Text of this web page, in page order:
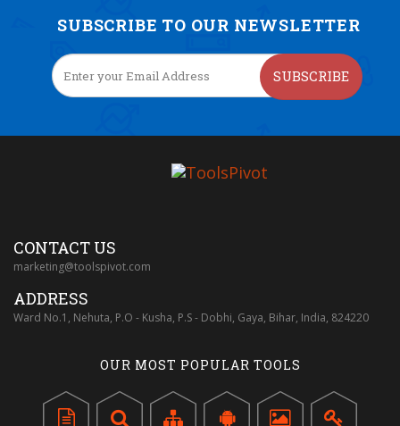
SUBSCRIBE TO OUR NEWSLETTER
SUBSCRIBE
CONTACT US
marketing@toolspivot.com
ADDRESS
Ward No.1, Nehuta, P.O - Kusha, P.S - Dobhi, Gaya, Bihar, India, 824220
OUR MOST POPULAR TOOLS